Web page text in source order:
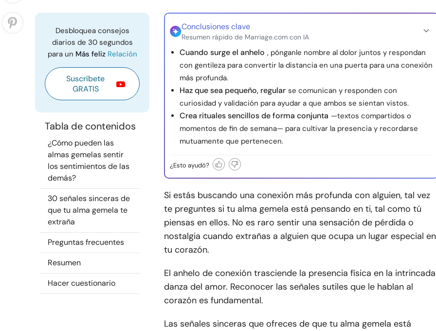
Desbloquea consejos
diarios de 30 segundos
para un Más feliz Relación
Suscríbete
GRATIS
Tabla de contenidos
¿Cómo pueden las
almas gemelas sentir
los sentimientos de las
demás?
30 señales sinceras de
que tu alma gemela te
extraña
Preguntas frecuentes
Resumen
Hacer cuestionario
Conclusiones clave
Resumen rápido de Marriage.com con IA
Cuando surge el anhelo , pónganle nombre al dolor juntos y respondan
con gentileza para convertir la distancia en una puerta para una conexión
más profunda.
Haz que sea pequeño, regular se comunican y responden con
curiosidad y validación para ayudar a que ambos se sientan vistos.
Crea rituales sencillos de forma conjunta —textos compartidos o
momentos de fin de semana— para cultivar la presencia y recordarse
mutuamente que pertenecen.
¿Esto ayudó?
Si estás buscando una conexión más profunda con alguien, tal vez
te preguntes si tu alma gemela está pensando en ti, tal como tú
piensas en ellos. No es raro sentir una sensación de pérdida o
nostalgia cuando extrañas a alguien que ocupa un lugar especial en
tu corazón.
El anhelo de conexión trasciende la presencia física en la intrincada
danza del amor. Reconocer las señales sutiles que le hablan al
corazón es fundamental.
Las señales sinceras que ofreces de que tu alma gemela está